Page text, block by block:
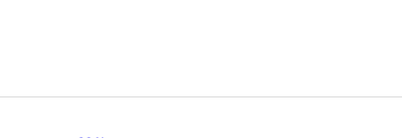
bantuan senilai Rp 6…